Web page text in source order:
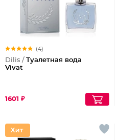
(4)
Dilis / Туалетная вода
Vivat
1601 ₽